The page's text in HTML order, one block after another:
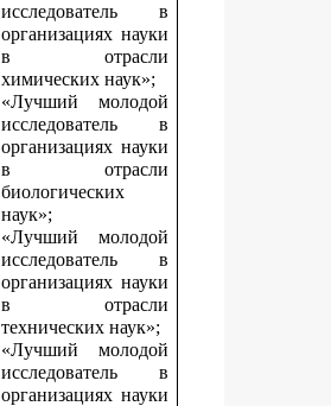
исследователь в
организациях науки
в отрасли
химических наук»;
«Лучший молодой
исследователь в
организациях науки
в отрасли
биологических
наук»;
«Лучший молодой
исследователь в
организациях науки
в отрасли
технических наук»;
«Лучший молодой
исследователь в
организациях науки